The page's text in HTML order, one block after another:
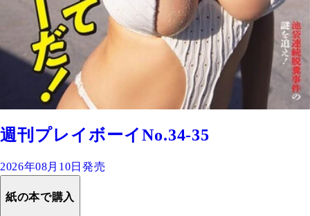
週刊プレイボーイNo.34-35
2026年08月10日発売
紙の本で購入